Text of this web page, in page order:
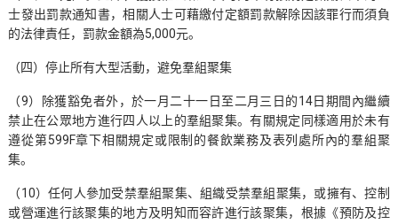
士發出罰款通知書，相關人士可藉繳付定額罰款解除因該罪行而須負
的法律責任，罰款金額為5,000元。
（四）停止所有大型活動，避免羣組聚集
（9）除獲豁免者外，於一月二十一日至二月三日的14日期間內繼續
禁止在公眾地方進行四人以上的羣組聚集。有關規定同樣適用於未有
遵從第599F章下相關規定或限制的餐飲業務及表列處所內的羣組聚
集。
（10）任何人參加受禁羣組聚集、組織受禁羣組聚集，或擁有、控制
或營運進行該聚集的地方及明知而容許進行該聚集，根據《預防及控